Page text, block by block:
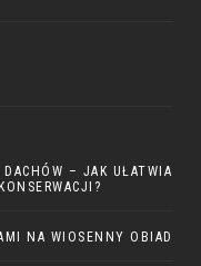
– JAK UŁATWIA
NA WIOSENNY OBIAD